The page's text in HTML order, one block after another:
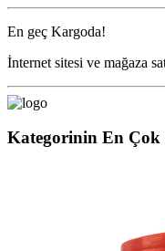
En geç Kargoda!
İnternet sitesi ve mağaza
Kategorinin En Çok